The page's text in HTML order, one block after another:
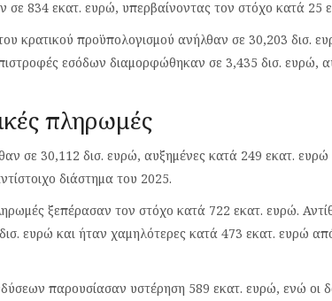
σε 834 εκατ. ευρώ, υπερβαίνοντας τον στόχο κατά 25
κρατικού προϋπολογισμού ανήλθαν σε 30,203 δισ.
εσόδων διαμορφώθηκαν σε 3,435 δισ. ευρώ,
πληρωμές
σε 30,112 δισ. ευρώ, αυξημένες κατά 249 εκατ.
διάστημα του 2025.
ξεπέρασαν τον στόχο κατά 722 εκατ. ευρώ.
ευρώ και ήταν χαμηλότερες κατά 473 εκατ. ευρώ
παρουσίασαν υστέρηση 589 εκατ. ευρώ, ενώ οι